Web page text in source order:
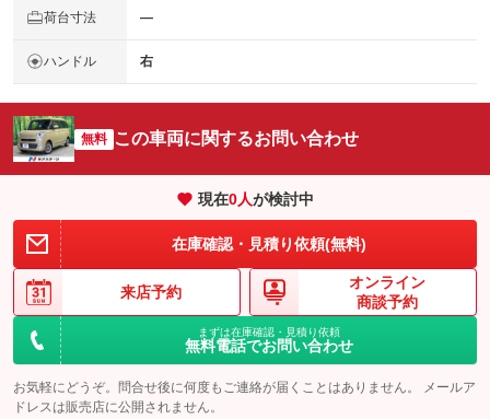
荷台寸法 ―
ハンドル 右
無料 この車両に関するお問い合わせ
現在0人が検討中
在庫確認・見積り依頼(無料)
来店予約
オンライン
商談予約
まずは在庫確認・見積り依頼
無料電話でお問い合わせ
お気軽にどうぞ。問合せ後に何度もご連絡が届くことはありません。 メールア
ドレスは販売店に公開されません。